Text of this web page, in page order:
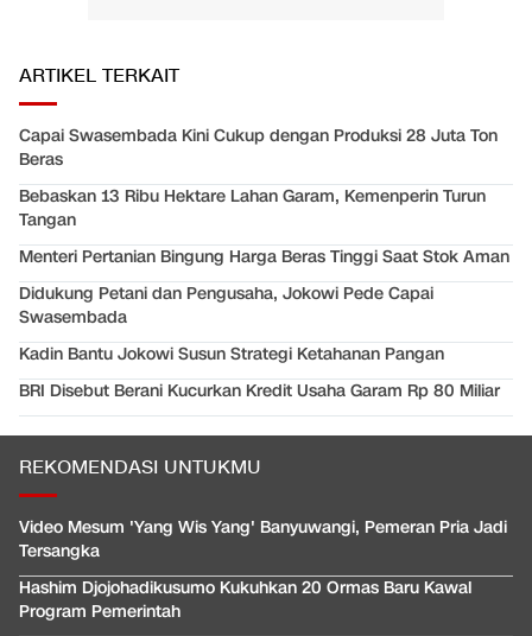
ARTIKEL TERKAIT
Capai Swasembada Kini Cukup dengan Produksi 28 Juta Ton
Beras
Bebaskan 13 Ribu Hektare Lahan Garam, Kemenperin Turun
Tangan
Menteri Pertanian Bingung Harga Beras Tinggi Saat Stok Aman
Didukung Petani dan Pengusaha, Jokowi Pede Capai
Swasembada
Kadin Bantu Jokowi Susun Strategi Ketahanan Pangan
BRI Disebut Berani Kucurkan Kredit Usaha Garam Rp 80 Miliar
REKOMENDASI UNTUKMU
Video Mesum 'Yang Wis Yang' Banyuwangi, Pemeran Pria Jadi
Tersangka
Hashim Djojohadikusumo Kukuhkan 20 Ormas Baru Kawal
Program Pemerintah